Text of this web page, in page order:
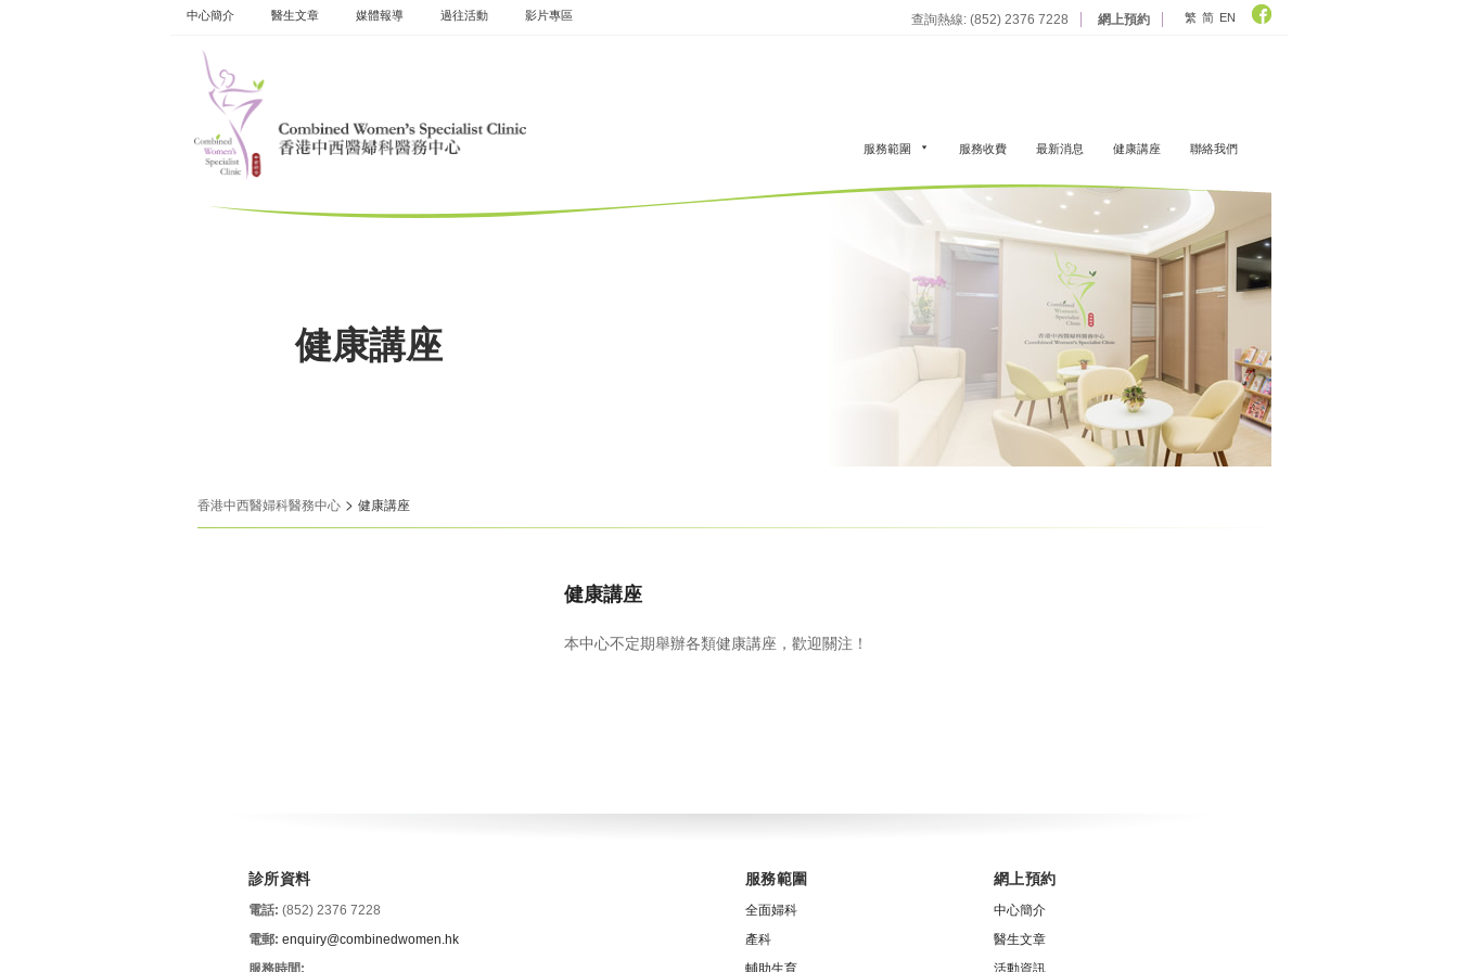
Skip
to
中心簡介 醫生文章 媒體報導 過往活動 影片專區 查詢熱線: (852) 2376 7228 網上預約 繁 简 EN
服務範圍 服務收費 最新消息 健康講座 聯絡我們
健康講座
香港中西醫婦科醫務中心 > 健康講座
健康講座
本中心不定期舉辦各類健康講座，歡迎關注！
診所資料
電話: (852) 2376 7228
電郵: enquiry@combinedwomen.hk
服務時間:
服務範圍
全面婦科
產科
輔助生育
網上預約
中心簡介
醫生文章
活動資訊